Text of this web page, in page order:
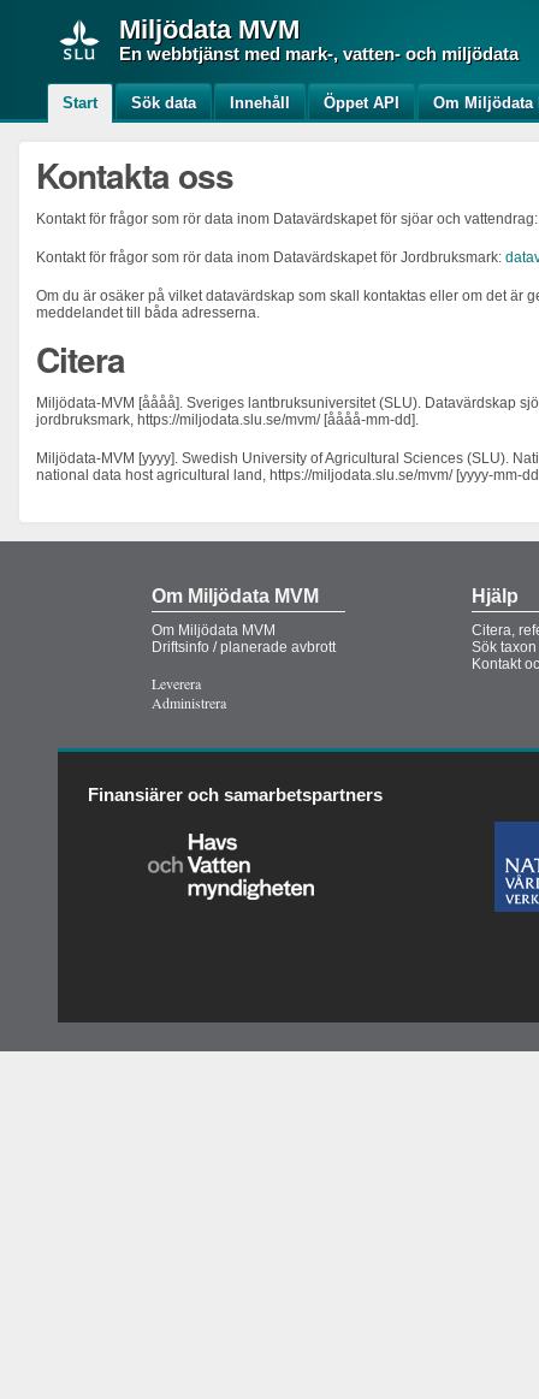
Miljödata MVM
En webbtjänst med mark-, vatten- och miljödata
Start Sök data Innehåll Öppet API Om Miljödata
Kontakta oss
Kontakt för frågor som rör data inom Datavärdskapet för sjöar och
Kontakt för frågor som rör data inom Datavärdskapet för Jordbruksmark:
Om du är osäker på vilket datavärdskap som skall kontaktas eller om det är
meddelandet till båda adresserna.
Citera
Miljödata-MVM [åååå]. Sveriges lantbruksuniversitet (SLU). Datavärdskap
jordbruksmark, https://miljodata.slu.se/mvm/ [åååå-mm-dd].
Miljödata-MVM [yyyy]. Swedish University of Agricultural Sciences (SLU).
national data host agricultural land, https://miljodata.slu.se/mvm/ [yyyy-mm-
Om Miljödata MVM
Om Miljödata MVM
Driftsinfo / planerade avbrott
Leverera
Administrera
Hjälp
Citera,
Sök
Kontakt
Finansiärer och samarbetspartners